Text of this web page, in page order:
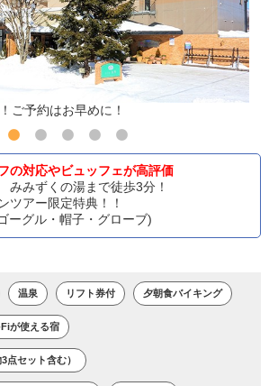
ご予約はお早めに！
の対応やビュッフェが高評価
みずくの湯まで徒歩3分！
ツアー限定特典！！
ーグル・帽子・グローブ)
温泉 リフト券付 夕朝食バイキング
が使える宿
点セット含む）